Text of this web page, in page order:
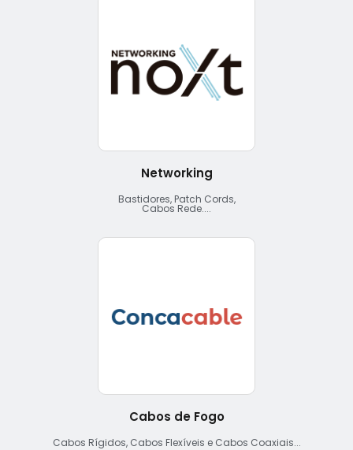
Networking
Bastidores, Patch Cords,
Cabos Rede....
Cabos de Fogo
Cabos Rígidos, Cabos Flexíveis e Cabos Coaxiais...